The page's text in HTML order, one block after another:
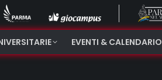
EVENTI & CALENDARIO